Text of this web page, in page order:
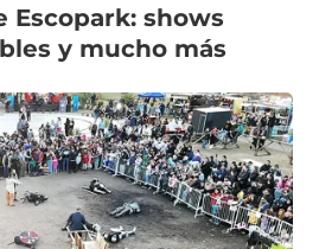
Escopark: shows
y mucho más